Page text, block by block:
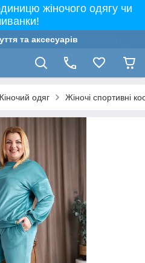
жіночого одягу чи
та аксесуарів
одяг Жіночі спортивні